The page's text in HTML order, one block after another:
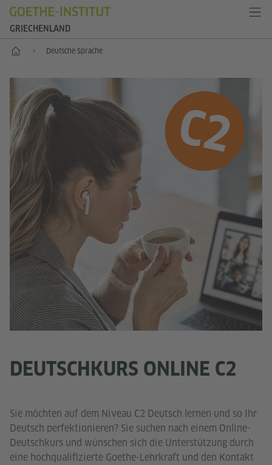
GRIECHENLAND
Start Deutsche Sprache
DEUTSCHKURS ONLINE C2
Sie möchten auf dem Niveau C2 Deutsch lernen und so Ihr
Deutsch perfektionieren? Sie suchen nach einem Online-
Deutschkurs und wünschen sich die Unterstützung durch
eine hochqualifizierte Goethe-Lehrkraft und den Kontakt